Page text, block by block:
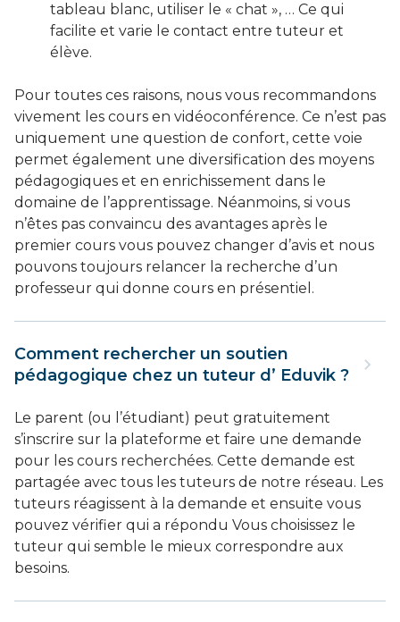
tableau blanc, utiliser le « chat », … Ce qui
facilite et varie le contact entre tuteur et
élève.
Pour toutes ces raisons, nous vous recommandons
vivement les cours en vidéoconférence. Ce n’est pas
uniquement une question de confort, cette voie
permet également une diversification des moyens
pédagogiques et en enrichissement dans le
domaine de l’apprentissage. Néanmoins, si vous
n’êtes pas convaincu des avantages après le
premier cours vous pouvez changer d’avis et nous
pouvons toujours relancer la recherche d’un
professeur qui donne cours en présentiel.
Comment rechercher un soutien
pédagogique chez un tuteur d’ Eduvik ?
Le parent (ou l’étudiant) peut gratuitement
s’inscrire sur la plateforme et faire une demande
pour les cours recherchées. Cette demande est
partagée avec tous les tuteurs de notre réseau. Les
tuteurs réagissent à la demande et ensuite vous
pouvez vérifier qui a répondu Vous choisissez le
tuteur qui semble le mieux correspondre aux
besoins.